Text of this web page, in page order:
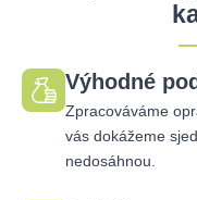
Výhodné
Zpracováváme
vás dokážeme
nedosáhnou.